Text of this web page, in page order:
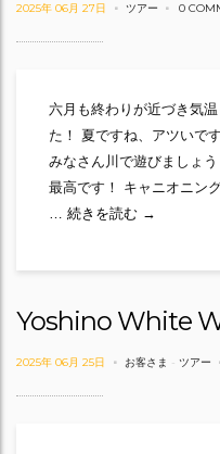
2025年 06月 27日 ツアー 0
六月も終わりが近づき気
た！ 夏ですね、アツいで
みなさん川で遊びましょ
最高です！ キャニオニン
… 続きを読む High Water
→
Yoshino White
2025年 06月 25日 お客さま - ツアー